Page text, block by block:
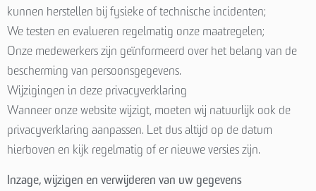
kunnen herstellen bij fysieke of technische incidenten;
We testen en evalueren regelmatig onze maatregelen;
Onze medewerkers zijn geïnformeerd over het belang van de
bescherming van persoonsgegevens.
Wijzigingen in deze privacyverklaring
Wanneer onze website wijzigt, moeten wij natuurlijk ook de
privacyverklaring aanpassen. Let dus altijd op de datum
hierboven en kijk regelmatig of er nieuwe versies zijn.
Inzage, wijzigen en verwijderen van uw gegevens